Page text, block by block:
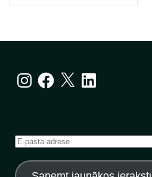
InstagramFacebook
X LinkedIn
E-
adrese